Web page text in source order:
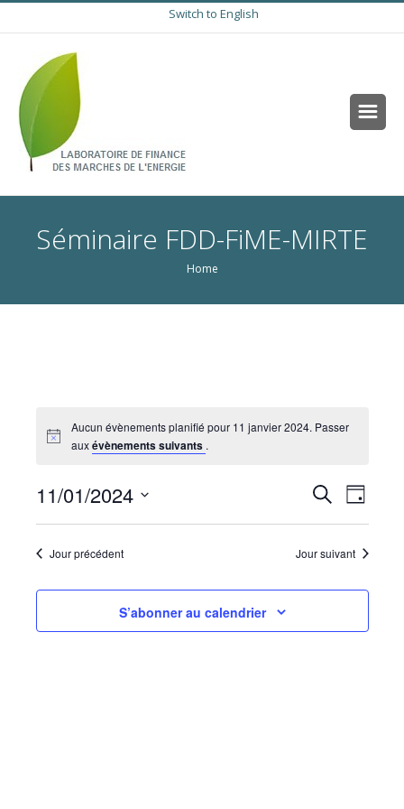
Switch to English
Séminaire FDD-FiME-MIRTE
Home
Aucun évènements planifié pour 11 janvier 2024. Passer
auxévènements suivants .
et
de
vues
Recherche
de
vues
Jour
11/01/2024
date.Jour précédent Jour suivant
S’abonner au calendrier